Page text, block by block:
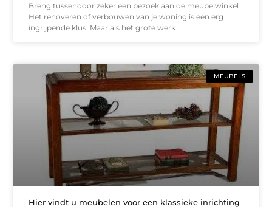
Breng tussendoor zeker een bezoek aan de meubelwinkel
Het renoveren of verbouwen van je woning is een erg
ingrijpende klus. Maar als het grote werk
MEUBELS
Hier vindt u meubelen voor een klassieke inrichting